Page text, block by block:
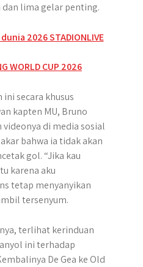
lima gelar penting.
secara khusus
kapten MU, Bruno
videonya di media sosial
bahwa ia tidak akan
gol. “Jika kau
karena aku
tetap menyanyikan
tersenyum.
terlihat kerinduan
ini terhadap
De Gea ke Old